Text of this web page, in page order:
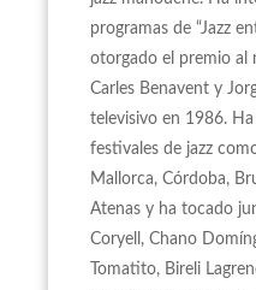
programas de “Jazz
otorgado el premio al
Carles Benavent y
televisivo en 1986.
festivales de jazz
Mallorca, Córdoba,
Atenas y ha tocado
Coryell, Chano
Tomatito, Bireli